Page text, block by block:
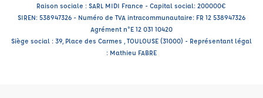
Raison sociale : SARL MIDI France - Capital social: 200000€
SIREN: 538947326 - Numéro de TVA intracommunautaire: FR 12 538947326
Agrément n°E 12 031 10420
Siège social : 39, Place des Carmes , TOULOUSE (31000) - Représentant légal
: Mathieu FABRE